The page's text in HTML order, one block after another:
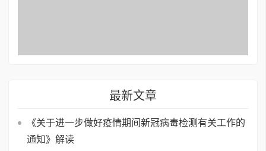
最新文章
《关于进一步做好疫情期间新冠病毒检测有关工作的
通知》解读